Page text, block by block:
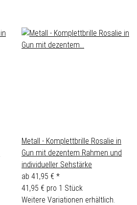
Metall - Komplettbrille Rosalie in
Gun mit dezentem Rahmen und
individueller Sehstärke
ab 41,95 € *
41,95 € pro 1 Stück
Weitere Variationen erhältlich.